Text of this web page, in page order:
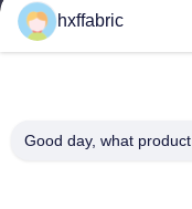
Contattaci
Tessuti di neoprene SBR
hxffabric
Good day, what